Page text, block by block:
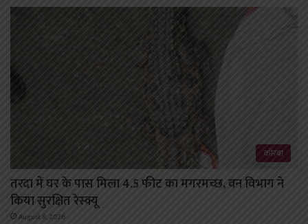
कोरबा
तरदा में घर के पास मिला 4.5 फीट का मगरमच्छ, वन विभाग ने
किया सुरक्षित रेस्क्यू
August 8, 2026